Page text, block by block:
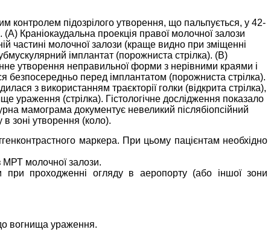
контролем підозрілого утворення, що пальпується, у 42-
Краніокаудальна проекція правої молочної залози
частині молочної залози (краще видно при зміщенні
імплантат (порожниста стрілка). (В)
утворення неправильної форми з нерівними краями і
безпосередньо перед імплантатом (порожниста стрілка).
з використанням траєкторії голки (відкрита стрілка),
ураження (стрілка). Гістологічне дослідження показало
мамограма документує невеликий післябіопсійний
в зоні утворення (коло).
маркера. При цьому пацієнтам необхідно
МРТ молочної залози.
при проходженні огляду в аеропорту (або іншої зони
вогнища ураження.